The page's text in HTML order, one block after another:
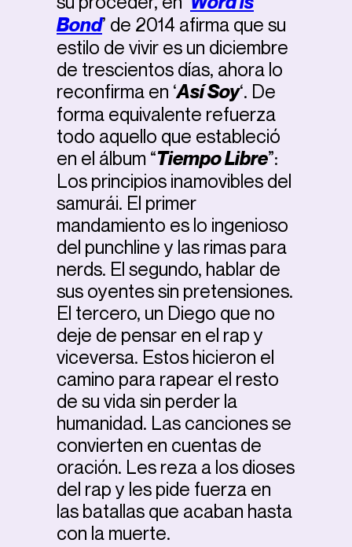
Bond’ de 2014 afirma que su
estilo de vivir es un diciembre
de trescientos días, ahora lo
reconfirma en ‘Así Soy‘. De
forma equivalente refuerza
todo aquello que estableció
en el álbum “Tiempo Libre”:
Los principios inamovibles del
samurái. El primer
mandamiento es lo ingenioso
del punchline y las rimas para
nerds. El segundo, hablar de
sus oyentes sin pretensiones.
El tercero, un Diego que no
deje de pensar en el rap y
viceversa. Estos hicieron el
camino para rapear el resto
de su vida sin perder la
humanidad. Las canciones se
convierten en cuentas de
oración. Les reza a los dioses
del rap y les pide fuerza en
las batallas que acaban hasta
con la muerte.